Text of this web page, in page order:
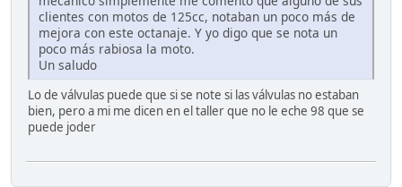
clientes con motos de 125cc, notaban un poco más de
mejora con este octanaje. Y yo digo que se nota un
poco más rabiosa la moto.
Un saludo
Lo de válvulas puede que si se note si las válvulas no estaban
bien, pero a mi me dicen en el taller que no le eche 98 que se
puede joder